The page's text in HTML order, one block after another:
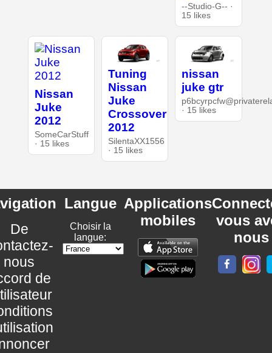
--Studio-G-- ·
15 likes
Nissan
Juke
2012
SomeCarStuff
· 15 likes
Tuning
Nissan
Juke
Crossover
2012
SilentaXX1556
· 15 likes
nissan
juke gtr
· 15 likes
De
nous
de
Langue
Choisir la
langue:
Applications
mobiles
vous
nous